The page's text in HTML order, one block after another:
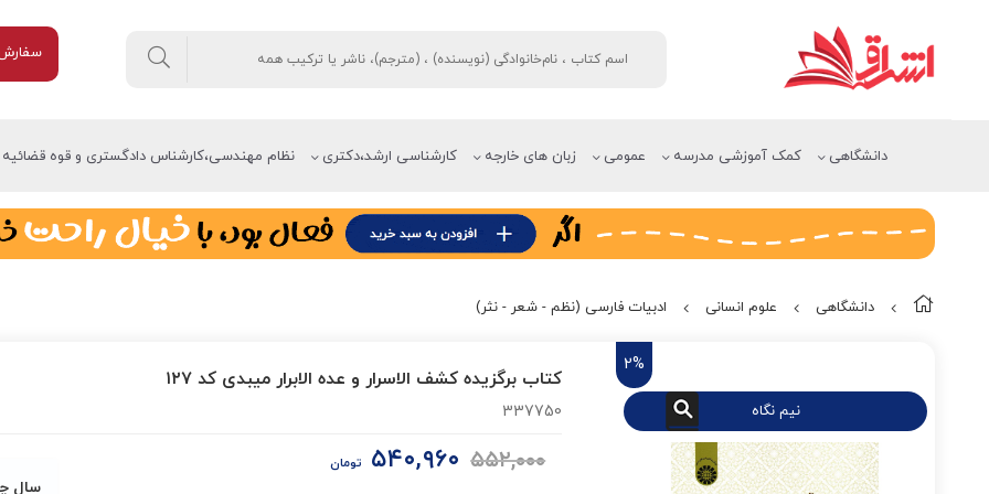
دانشگاهی زبان های خارجه عمومی کارشناسی ارشد،دکتری کمک آموزشی مدرسه نظام مهندسی،کارشناس دادگستری و قوه قضائیه
دانشگاهی علوم انسانی ادبیات فارسی (نظم - شعر - نثر)
نیم نگاه
2%
کتاب برگزیده کشف الاسرار و عده الابرار میبدی کد ۱۲۷
337750
۵۵۲,۰۰۰ قیمت
۵۴۰,۹۶۰ تومانقیمت
سال